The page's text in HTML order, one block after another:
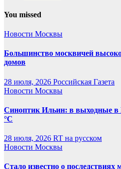
You missed
Новости Москвы
Большинство москвичей
домов
28 июля, 2026 Российская Газета
Новости Москвы
Синоптик Ильин: в выходные в
°C
28 июля, 2026 RT на русском
Новости Москвы
Стало известно о